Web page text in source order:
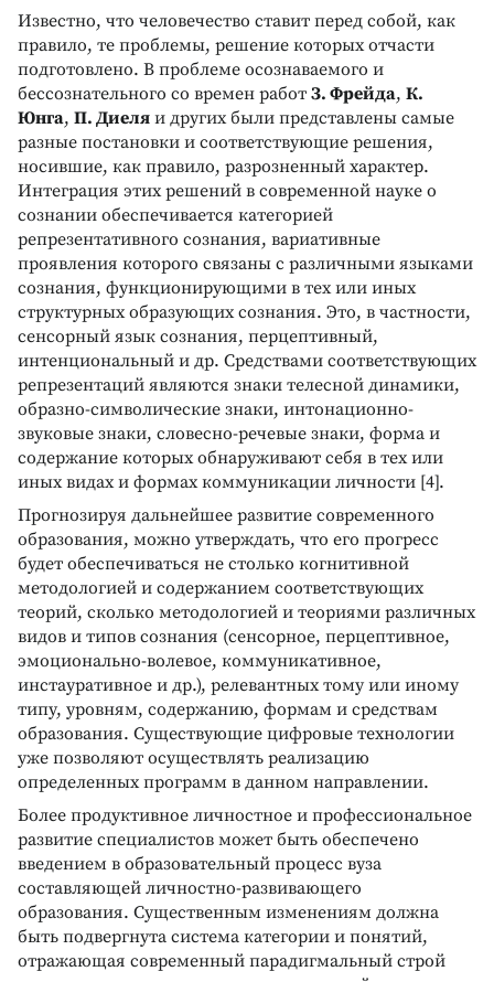
Известно, что человечество ставит перед собой, как
правило, те проблемы, решение которых отчасти
подготовлено. В проблеме осознаваемого и
бессознательного со времен работ З. Фрейда, К.
Юнга, П. Диеля и других были представлены самые
разные постановки и соответствующие решения,
носившие, как правило, разрозненный характер.
Интеграция этих решений в современной науке о
сознании обеспечивается категорией
репрезентативного сознания, вариативные
проявления которого связаны с различными языками
сознания, функционирующими в тех или иных
структурных образующих сознания. Это, в частности,
сенсорный язык сознания, перцептивный,
интенциональный и др. Средствами соответствующих
репрезентаций являются знаки телесной динамики,
образно-символические знаки, интонационно-
звуковые знаки, словесно-речевые знаки, форма и
содержание которых обнаруживают себя в тех или
иных видах и формах коммуникации личности [4].
Прогнозируя дальнейшее развитие современного
образования, можно утверждать, что его прогресс
будет обеспечиваться не столько когнитивной
методологией и содержанием соответствующих
теорий, сколько методологией и теориями различных
видов и типов сознания (сенсорное, перцептивное,
эмоционально-волевое, коммуникативное,
инстауративное и др.), релевантных тому или иному
типу, уровням, содержанию, формам и средствам
образования. Существующие цифровые технологии
уже позволяют осуществлять реализацию
определенных программ в данном направлении.
Более продуктивное личностное и профессиональное
развитие специалистов может быть обеспечено
введением в образовательный процесс вуза
составляющей личностно-развивающего
образования. Существенным изменениям должна
быть подвергнута система категории и понятий,
отражающая современный парадигмальный строй